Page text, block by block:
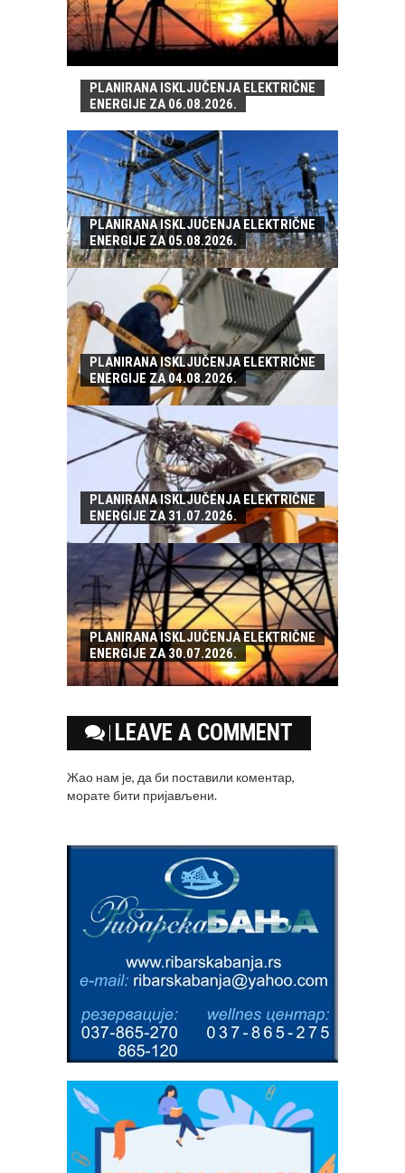
PLANIRANA ISKLJUČENJA ELEKTRIČNE
ENERGIJE ZA 06.08.2026.
PLANIRANA ISKLJUČENJA ELEKTRIČNE
ENERGIJE ZA 05.08.2026.
PLANIRANA ISKLJUČENJA ELEKTRIČNE
ENERGIJE ZA 04.08.2026.
PLANIRANA ISKLJUČENJA ELEKTRIČNE
ENERGIJE ZA 31.07.2026.
PLANIRANA ISKLJUČENJA ELEKTRIČNE
ENERGIJE ZA 30.07.2026.
LEAVE A COMMENT
Жао нам је, да би поставили коментар,
моратебити пријављени.